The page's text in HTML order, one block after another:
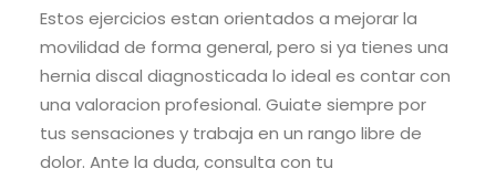
Estos ejercicios estan orientados a mejorar la
movilidad de forma general, pero si ya tienes una
hernia discal diagnosticada lo ideal es contar con
una valoracion profesional. Guiate siempre por
tus sensaciones y trabaja en un rango libre de
dolor. Ante la duda, consulta con tu